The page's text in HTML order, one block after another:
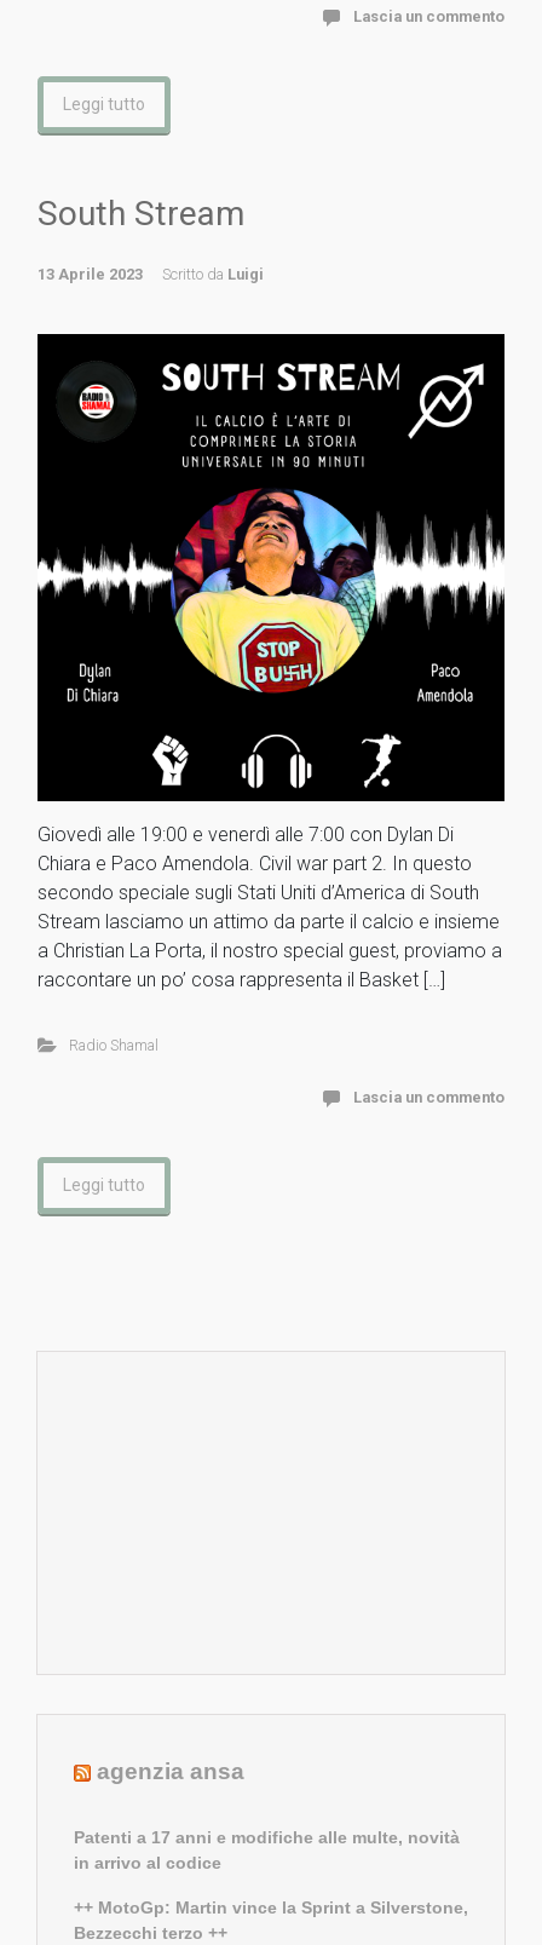
Lascia un commento
Leggi tutto
South Stream
13 Aprile 2023 Scritto da Luigi
Giovedì alle 19:00 e venerdì alle 7:00 con Dylan Di
Chiara e Paco Amendola. Civil war part 2. In questo
secondo speciale sugli Stati Uniti d’America di South
Stream lasciamo un attimo da parte il calcio e insieme
a Christian La Porta, il nostro special guest, proviamo a
raccontare un po’ cosa rappresenta il Basket […]
Radio Shamal
Lascia un commento
Leggi tutto
agenzia ansa
Patenti a 17 anni e modifiche alle multe, novità
in arrivo al codice
++ MotoGp: Martin vince la Sprint a Silverstone,
Bezzecchi terzo ++